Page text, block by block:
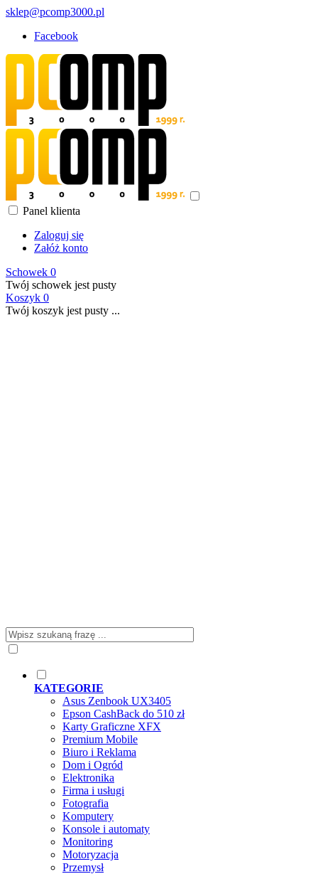
sklep@pcomp3000.pl
Facebook
Panel klienta
Zaloguj się
Załóż konto
Schowek 0
Twój schowek jest pusty
Koszyk 0
Twój koszyk jest pusty ...
KATEGORIE
Asus Zenbook UX3405
Epson CashBack do 510 zł
Karty Graficzne XFX
Premium Mobile
Biuro i Reklama
Dom i Ogród
Elektronika
Firma i usługi
Fotografia
Komputery
Konsole i automaty
Monitoring
Motoryzacja
Przemysł